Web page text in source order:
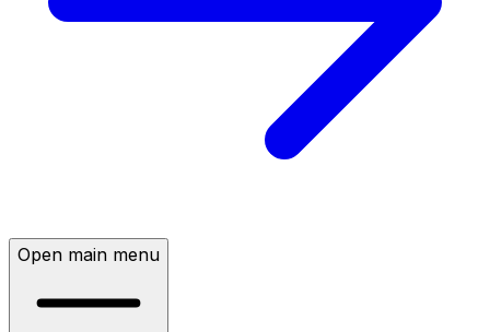
Open main menu